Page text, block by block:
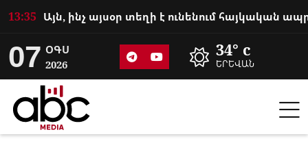
13:35
07 ՕԳՍ
2026
34° c
ԵՐԵՎԱՆ